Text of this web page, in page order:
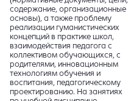
содержание, организационные
основы), а также проблему
реализации гуманистических
концепций в практике школ,
взаимодействия педагога с
коллективом обучающихся, с
родителями, инновационным
технологиям обучения и
воспитания, педагогическому
проектированию. На занятиях